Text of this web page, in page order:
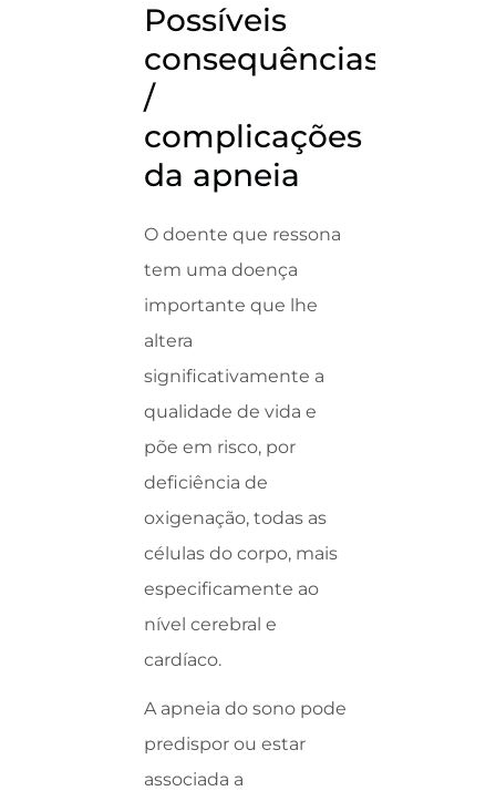
Possíveis
consequências
/
complicações
da apneia
O doente que ressona
tem uma doença
importante que lhe
altera
significativamente a
qualidade de vida e
põe em risco, por
deficiência de
oxigenação, todas as
células do corpo, mais
especificamente ao
nível cerebral e
cardíaco.
A apneia do sono pode
predispor ou estar
associada a